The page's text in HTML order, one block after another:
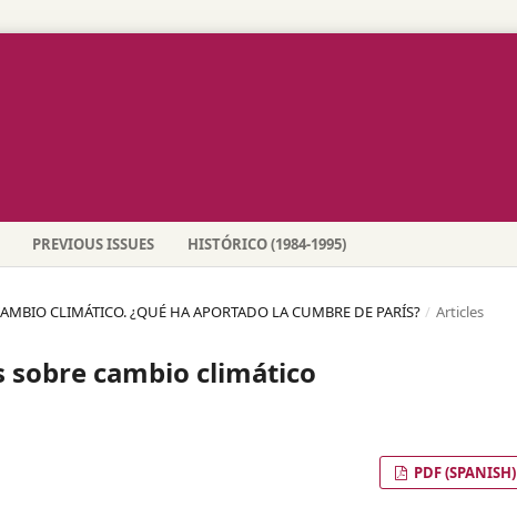
PREVIOUS ISSUES HISTÓRICO (1984-1995)
CLIMÁTICO. ¿QUÉ HA APORTADO LA CUMBRE DE PARÍS? / Articles
sobre cambio climático
PDF (SPANISH)